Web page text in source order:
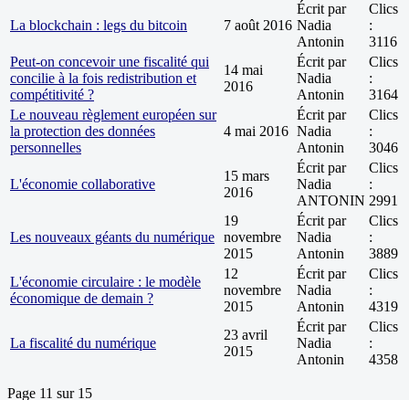
La blockchain : legs du bitcoin 7 août 2016
Écrit par
Nadia
Antonin
Clics
:
3116
Peut-on concevoir une fiscalité qui
concilie à la fois redistribution et
compétitivité ?
14 mai
2016
Écrit par
Nadia
Antonin
Clics
:
3164
Le nouveau règlement européen sur
la protection des données
personnelles
4 mai 2016
Écrit par
Nadia
Antonin
Clics
:
3046
L'économie collaborative
15 mars
2016
Écrit par
Nadia
ANTONIN
Clics
:
2991
Les nouveaux géants du numérique
19
novembre
2015
Écrit par
Nadia
Antonin
Clics
:
3889
L'économie circulaire : le modèle
économique de demain ?
12
novembre
2015
Écrit par
Nadia
Antonin
Clics
:
4319
La fiscalité du numérique
23 avril
2015
Écrit par
Nadia
Antonin
Clics
:
4358
Page 11 sur 15